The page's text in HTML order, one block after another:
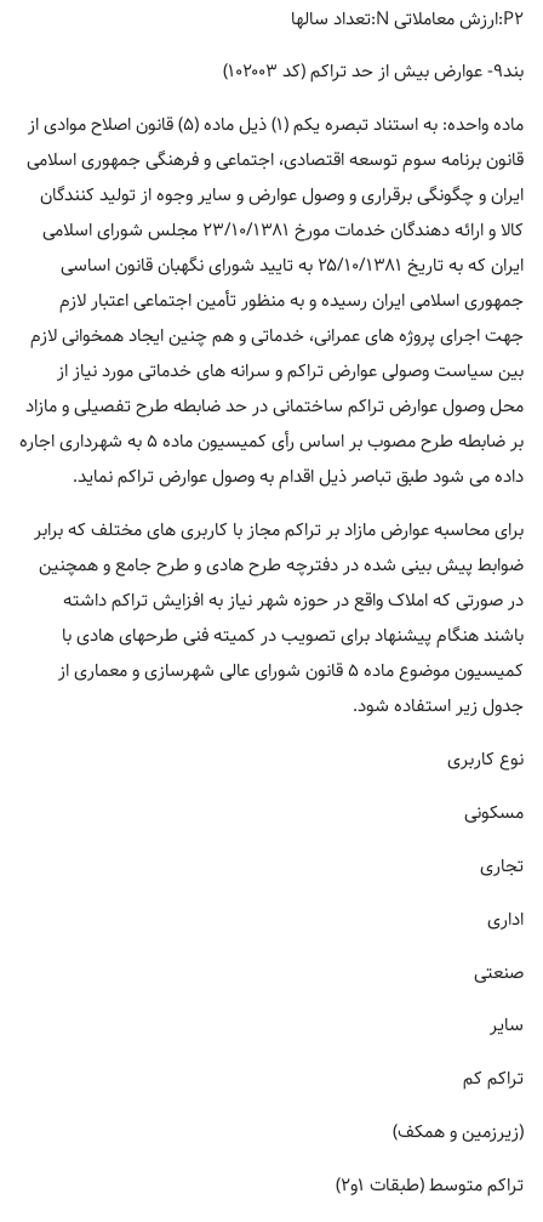
P۲:ارزش معاملاتی N:تعداد سالها
بند۹- عوارض بیش از حد تراکم (کد ۱۰۲۰۰۳)
ماده واحده: به استناد تبصره یکم (۱) ذیل ماده (۵) قانون اصلاح موادی از
قانون برنامه سوم توسعه اقتصادی، اجتماعی و فرهنگی جمهوری اسلامی
ایران و چگونگی برقراری و وصول عوارض و سایر وجوه از تولید کنندگان
کالا و ارائه دهندگان خدمات مورخ ۲۳/۱۰/۱۳۸۱ مجلس شورای اسلامی
ایران که به تاریخ ۲۵/۱۰/۱۳۸۱ به تایید شورای نگهبان قانون اساسی
جمهوری اسلامی ایران رسیده و به منظور تأمین اجتماعی اعتبار لازم
جهت اجرای پروژه های عمرانی، خدماتی و هم چنین ایجاد همخوانی لازم
بین سیاست وصولی عوارض تراکم و سرانه های خدماتی مورد نیاز از
محل وصول عوارض تراکم ساختمانی در حد ضابطه طرح تفصیلی و مازاد
بر ضابطه طرح مصوب بر اساس رأی کمیسیون ماده ۵ به شهرداری اجاره
داده می شود طبق تباصر ذیل اقدام به وصول عوارض تراکم نماید.
برای محاسبه عوارض مازاد بر تراکم مجاز با کاربری های مختلف که برابر
ضوابط پیش بینی شده در دفترچه طرح هادی و طرح جامع و همچنین
در صورتی که املاک واقع در حوزه شهر نیاز به افزایش تراکم داشته
باشند هنگام پیشنهاد برای تصویب در کمیته فنی طرحهای هادی با
کمیسیون موضوع ماده ۵ قانون شورای عالی شهرسازی و معماری از
جدول زیر استفاده شود.
نوع کاربری
مسکونی
تجاری
اداری
صنعتی
سایر
تراکم کم
(زیرزمین و همکف)
تراکم متوسط (طبقات ۱و۲)